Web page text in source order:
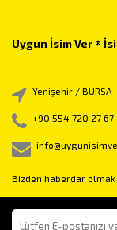
Uygun İsim Ver ®
Yenişehir / BURSA
+90 554 720 27 67
Bizden haberdar olmak